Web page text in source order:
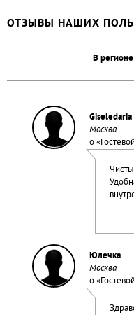
ОТЗЫВЫ НАШИХ
В
Giseledaria
Москва
о «
Юлечка
Москва
о «